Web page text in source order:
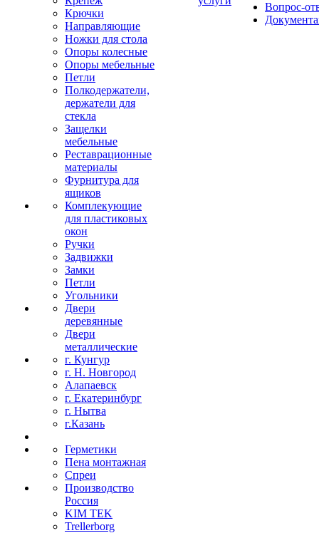
Крючки
Направляющие
Ножки для стола
Опоры колесные
Опоры мебельные
Петли
Полкодержатели,
держатели для
стекла
Защелки
мебельные
Реставрационные
материалы
Фурнитура для
ящиков
Комплекующие
для пластиковых
окон
Ручки
Задвижки
Замки
Петли
Угольники
Двери
деревянные
Двери
металлические
г. Кунгур
г. Н. Новгород
Алапаевск
г. Екатеринбург
г. Нытва
г.Казань
Герметики
Пена монтажная
Спреи
Производство
Россия
KIM TEK
Trellerborg
Вопрос-